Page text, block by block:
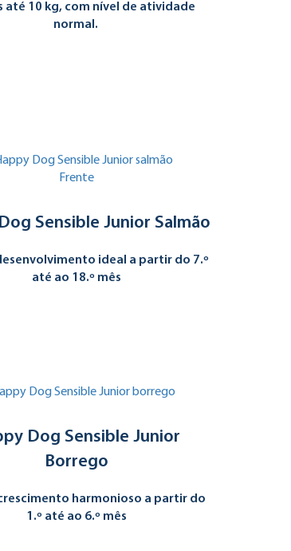
até 10 kg, com nível de atividade
normal.
Sensible Junior Salmão
ideal a partir do 7.º
até ao 18.º mês
Dog Sensible Junior
Borrego
harmonioso a partir do
1.º até ao 6.º mês